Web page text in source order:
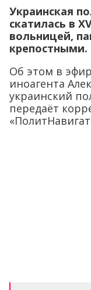
Украинская
скатилась в
вольницей,
крепостными.
Об этом в
иноагента
украинский
передаёт